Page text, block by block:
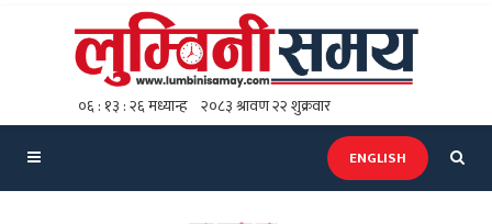
ENGLISH